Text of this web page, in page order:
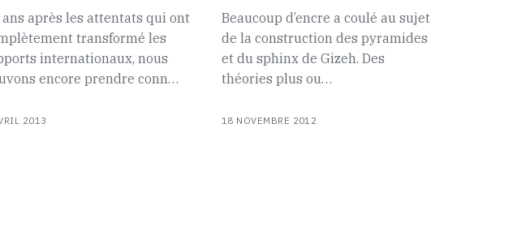
après les attentats qui ont
transformé les
internationaux, nous
encore prendre conn…
2013
Beaucoup d’encre a coulé au sujet
de la construction des pyramides
et du sphinx de Gizeh. Des
théories plus ou…
18 NOVEMBRE 2012